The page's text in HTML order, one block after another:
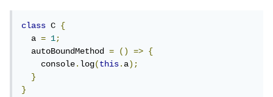
class C {
  a
= 1;
  autoBoundMethod
= () =>
{
    console
.log(this.a);
}
}